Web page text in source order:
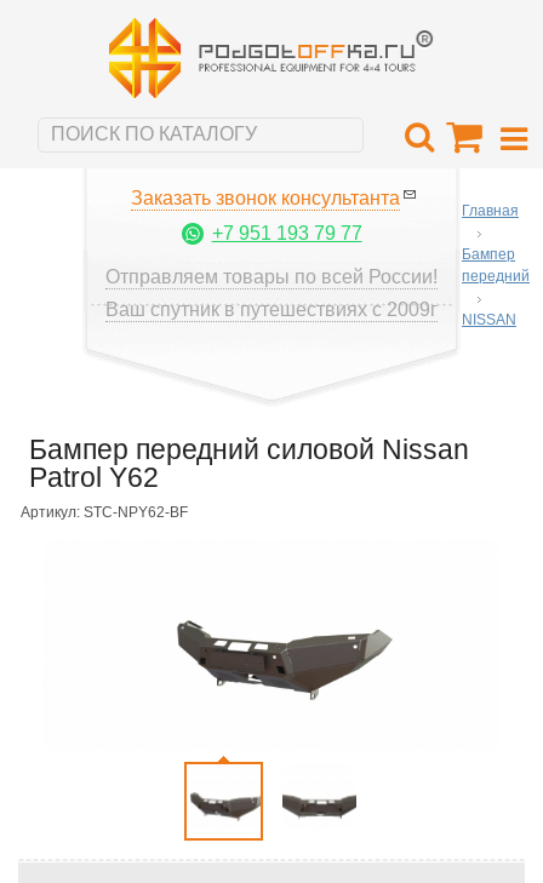
Заказать звонок консультанта
+7 951 193 79 77
Отправляем товары по всей России!
Ваш спутник в путешествиях с 2009г
Главная
Бампер
передний
NISSAN
Бампер передний силовой Nissan
Patrol Y62
Артикул: STC-NPY62-BF